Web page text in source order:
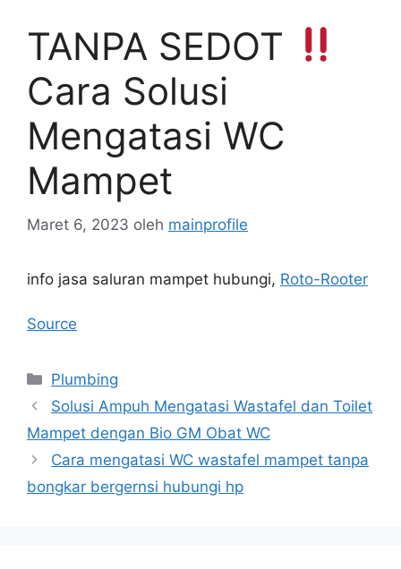
TANPA SEDOT
Cara Solusi
Mengatasi WC
Mampet
Maret 6, 2023 oleh mainprofile
info jasa saluran mampet hubungi, Roto-Rooter
Source
Kategori
Plumbing
Solusi Ampuh Mengatasi Wastafel dan Toilet
Mampet dengan Bio GM Obat WC
Cara mengatasi WC wastafel mampet tanpa
bongkar bergernsi hubungi hp